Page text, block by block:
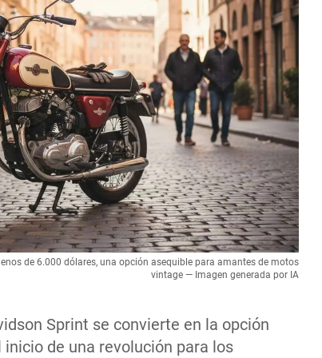
Sprint se convierte en la opción
de una revolución para los
de 6.000 dólares, una opción asequible para amantes de motos
vintage — Imagen generada por IA